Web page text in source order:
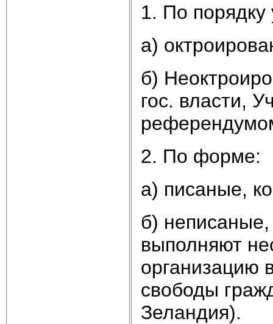
1. По порядку
а)
б)
гос. власти,
2. По форме:
а) писаные,
б) неписаные,
выполняют
организацию
свободы
Зеландия).